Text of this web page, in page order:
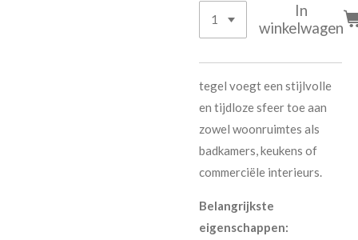
In
winkelwagen
tegel voegt een stijlvolle
en tijdloze sfeer toe aan
zowel woonruimtes als
badkamers, keukens of
commerciële interieurs.
Belangrijkste
eigenschappen: